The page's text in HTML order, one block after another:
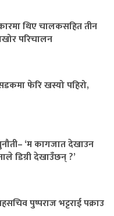
थिए चालकसहित तीन
परिचालन
फेरि खस्यो पहिरो,
‘म कागजात देखाउन
डिग्री देखाउँछन् ?’
पुष्पराज भट्टराई पक्राउ